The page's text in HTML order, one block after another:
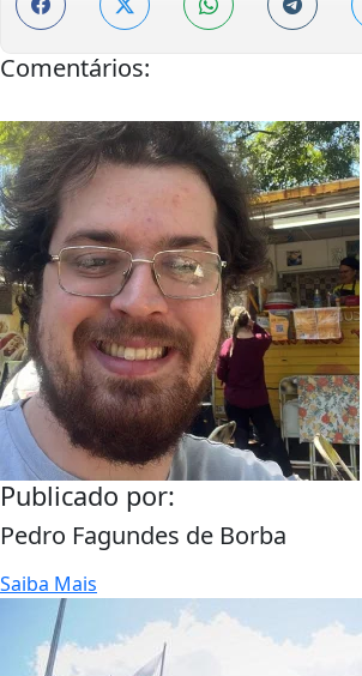
Comentários:
Publicado por:
Pedro Fagundes de Borba
Saiba Mais